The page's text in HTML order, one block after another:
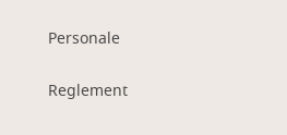
Personale
Reglement